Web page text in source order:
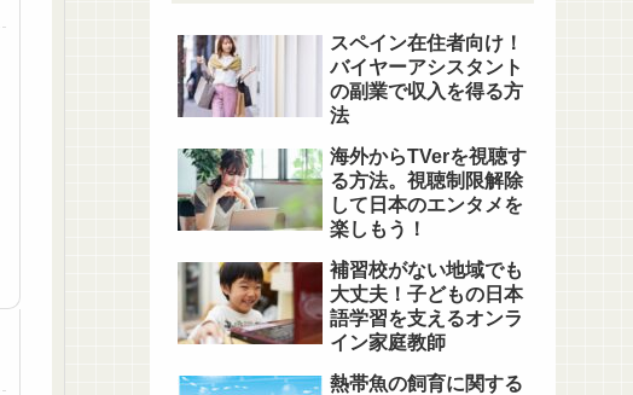
スペイン在住者向け！
バイヤーアシスタント
の副業で収入を得る方
法
海外からTVerを視聴す
る方法。視聴制限解除
して日本のエンタメを
楽しもう！
補習校がない地域でも
大丈夫！子どもの日本
語学習を支えるオンラ
イン家庭教師
熱帯魚の飼育に関する